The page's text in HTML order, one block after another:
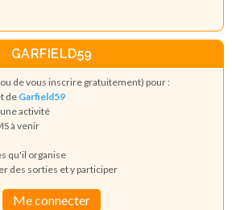
GARFIELD59
de vous inscrire gratuitement) pour :
deGarfield59
activité
à venir
qu'il organise
des sorties et y participer
Me connecter